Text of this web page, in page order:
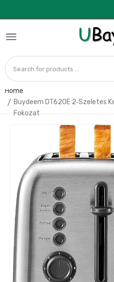
Home
Buydeem DT620E 2‑Szeletes
Fokozat